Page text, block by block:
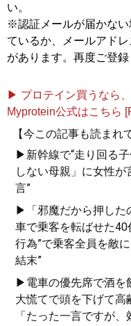
い。
※認証メールが届かな
ているか、メールアド
があります。再度ご登録
▶ プロテイン買うなら
Myprotein公式はこちら
【今この記事も読まれ
▶新幹線で“走り回る
しない母親」に女性が
言”
▶「邪魔だから押した
車で乗客を転ばせた40
行為”で乗客全員を敵
結末”
▶電車の優先席で酒を
大慌てで頭を下げて高
「たった一言ですが、